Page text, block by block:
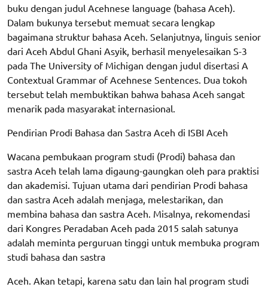
buku dengan judul Acehnese language (bahasa Aceh).
Dalam bukunya tersebut memuat secara lengkap
bagaimana struktur bahasa Aceh. Selanjutnya, linguis senior
dari Aceh Abdul Ghani Asyik, berhasil menyelesaikan S-3
pada The University of Michigan dengan judul disertasi A
Contextual Grammar of Acehnese Sentences. Dua tokoh
tersebut telah membuktikan bahwa bahasa Aceh sangat
menarik pada masyarakat internasional.
Pendirian Prodi Bahasa dan Sastra Aceh di ISBI Aceh
Wacana pembukaan program studi (Prodi) bahasa dan
sastra Aceh telah lama digaung-gaungkan oleh para praktisi
dan akademisi. Tujuan utama dari pendirian Prodi bahasa
dan sastra Aceh adalah menjaga, melestarikan, dan
membina bahasa dan sastra Aceh. Misalnya, rekomendasi
dari Kongres Peradaban Aceh pada 2015 salah satunya
adalah meminta perguruan tinggi untuk membuka program
studi bahasa dan sastra
Aceh. Akan tetapi, karena satu dan lain hal program studi